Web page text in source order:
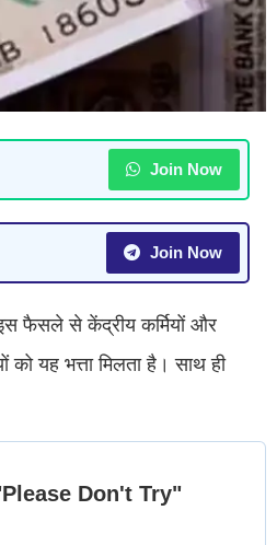
Join Now
Join Now
इस फैसले से केंद्रीय कर्मियों और
को यह भत्ता मिलता है। साथ ही